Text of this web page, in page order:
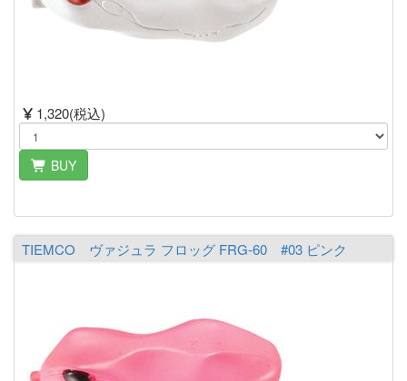
1,320(税込)
BUY
TIEMCO ヴァジュラ フロッグ FRG-60 #03 ピンク